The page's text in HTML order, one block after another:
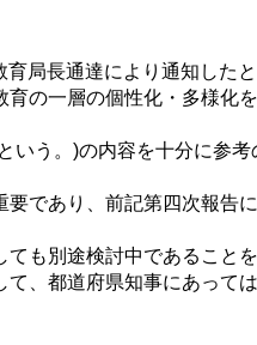
局長通達により通知したと
の一層の個性化・多様化
う。)の内容を十分に参
であり、前記第四次報告
も別途検討中であることを
、都道府県知事にあって